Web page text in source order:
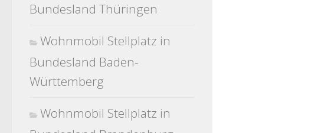
Bundesland Thüringen
Wohnmobil Stellplatz in
Bundesland Baden-
Württemberg
Wohnmobil Stellplatz in